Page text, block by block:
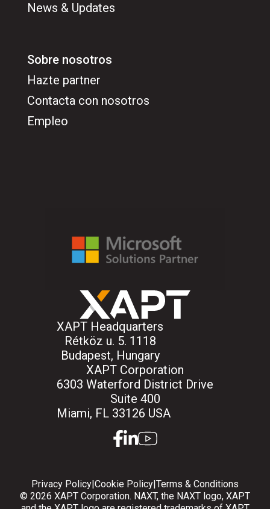
XAPT Headquarters
Rétköz u. 5. 1118
Budapest, Hungary
XAPT Corporation
6303 Waterford District Drive
Suite 400
Miami, FL 33126 USA
facebook
linkedin
youtube
News & Updates
Sobre nosotros
Hazte partner
Contacta con nosotros
Empleo
Privacy Policy|Cookie Policy|Terms & Conditions
© 2026 XAPT Corporation. NAXT, the NAXT logo, XAPT